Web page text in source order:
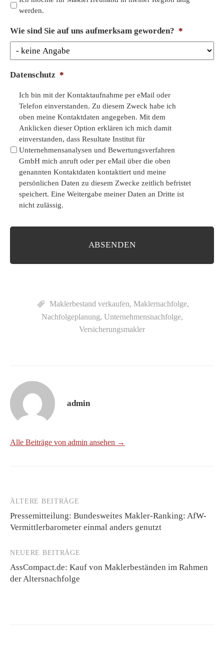
A
m
k
u
werden.
Wie sind Sie auf uns aufmerksam geworden? *
Datenschutz *
Ich bin mit der Kontaktaufnahme per eMail oder
Telefon einverstanden. Zu diesem Zweck habe ich
oben meine Kontaktdaten angegeben. Mit dem
Anklicken dieser Option erklären ich mich damit
einverstanden, dass Resultate Institut für
Unternehmensanalysen und Bewertungsverfahren
GmbH mich anruft oder per eMail über die oben
genannten Kontaktdaten kontaktiert und meine
persönlichen Daten zu diesem Zwecke zeitlich befristet
speichert. Eine Weitergabe meiner Daten an Dritte ist
nicht zulässig.
Maklerbestand verkaufen, Maklernachfolge,
Nachfolgeplanung, Unternehmensnachfolge,
Versicherungsmakler
admin
Alle Beiträge von admin ansehen →
Beitragsnavigation
ÄLTERE BEITRÄGE
Pressemitteilung: Bundesweites Makler-Ranking: AfW-
Vermittlerbarometer einmal anders genutzt
NEUERE BEITRÄGE
AssCompact.de: Kauf von Maklerbeständen im Rahmen
der Altersnachfolge